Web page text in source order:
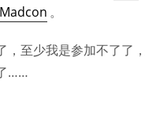
。
至少我是参加不了了
……